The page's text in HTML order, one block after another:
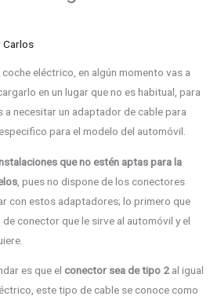
Carlos
eléctrico, en algún momento vas a
en un lugar que no es habitual, para
a necesitar un adaptador de cable para
para el modelo del automóvil.
que no estén aptas para la
, pues no dispone de los conectores
con estos adaptadores; lo primero que
conector que le sirve al automóvil y el
es que el conector sea de tipo 2 al igual
este tipo de cable se conoce como